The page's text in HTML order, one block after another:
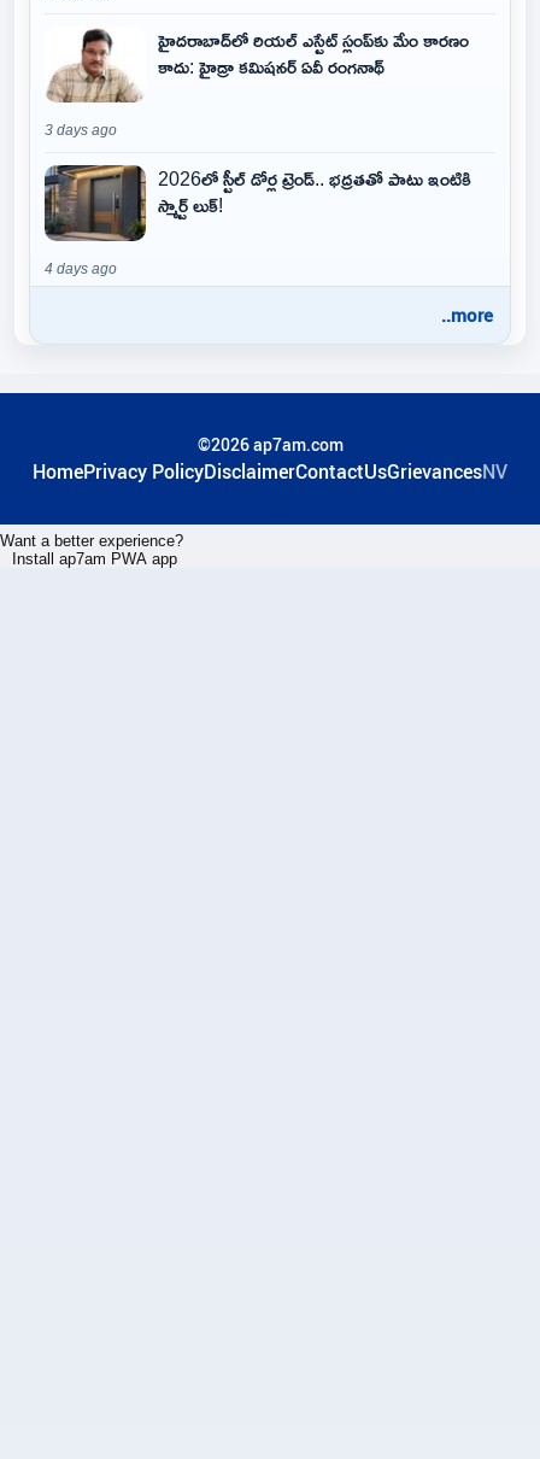
హైదరాబాద్‌లో రియల్ ఎస్టేట్ స్లంప్‌కు మేం కారణం
కాదు: హైడ్రా కమిషనర్ ఏవీ రంగనాథ్
3 days ago
2026లో స్టీల్ డోర్ల ట్రెండ్.. భద్రతతో పాటు ఇంటికి
స్మార్ట్ లుక్!
4 days ago
..more
©2026 ap7am.com
HomePrivacy PolicyDisclaimerContactUsGrievancesNV
Want a better experience?
Install ap7am PWA app